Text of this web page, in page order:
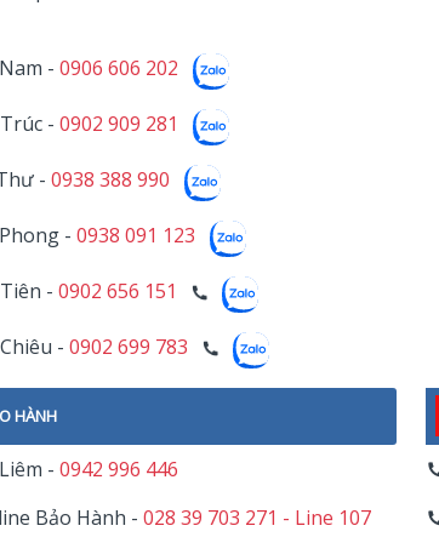
-0906 606 202
-0902 909 281
-0938 388 990
-0938 091 123
-0902 656 151
-0902 699 783
HÀNH
-0942 996 446
Bảo Hành -028 39 703 271 - Line 107